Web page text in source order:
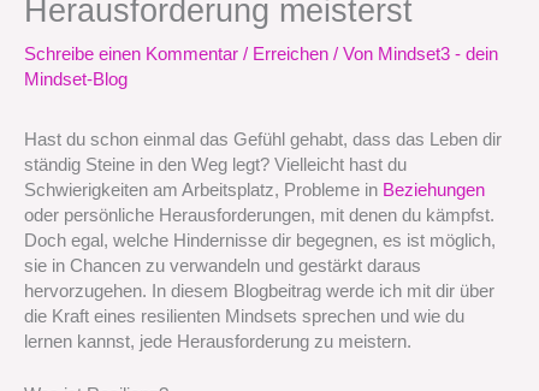
Herausforderung meisterst
Schreibe einen Kommentar / Erreichen / Von Mindset3 - dein
Mindset-Blog
Hast du schon einmal das Gefühl gehabt, dass das Leben dir
ständig Steine in den Weg legt? Vielleicht hast du
Schwierigkeiten am Arbeitsplatz, Probleme in Beziehungen
oder persönliche Herausforderungen, mit denen du kämpfst.
Doch egal, welche Hindernisse dir begegnen, es ist möglich,
sie in Chancen zu verwandeln und gestärkt daraus
hervorzugehen. In diesem Blogbeitrag werde ich mit dir über
die Kraft eines resilienten Mindsets sprechen und wie du
lernen kannst, jede Herausforderung zu meistern.